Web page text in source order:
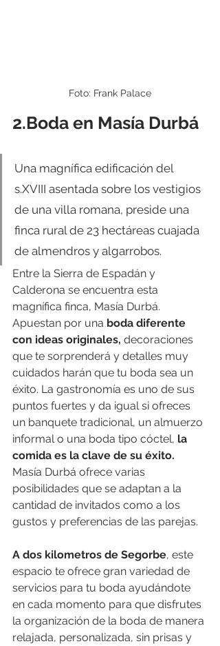
Foto: Frank Palace
2.Boda en Masía Durbá
Una magnífica edificación del
s.XVIII asentada sobre los vestigios
de una villa romana, preside una
finca rural de 23 hectáreas cuajada
de almendros y algarrobos.
Entre la Sierra de Espadán y
Calderona se encuentra esta
magnífica finca, Masía Durbá.
Apuestan por una boda diferente
con ideas originales, decoraciones
que te sorprenderá y detalles muy
cuidados harán que tu boda sea un
éxito. La gastronomía es uno de sus
puntos fuertes y da igual si ofreces
un banquete tradicional, un almuerzo
informal o una boda tipo cóctel, la
comida es la clave de su éxito.
Masía Durbá ofrece varias
posibilidades que se adaptan a la
cantidad de invitados como a los
gustos y preferencias de las parejas.
A dos kilometros de Segorbe, este
espacio te ofrece gran variedad de
servicios para tu boda ayudándote
en cada momento para que disfrutes
la organización de la boda de manera
relajada, personalizada, sin prisas y